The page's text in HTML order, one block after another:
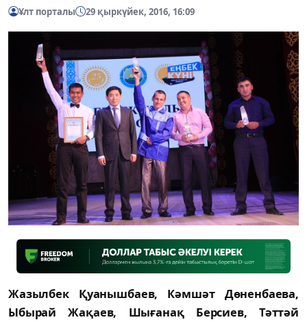
Ұлт порталы 29 қыркүйек, 2016, 16:09
Жазылбек Қуанышбаев, Кәмшәт Дөненбаева,
Ыбырай Жақаев, Шығанақ Берсиев, Тәттәй